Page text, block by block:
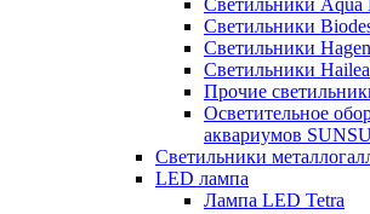
Светильники Aqua
Светильники
Светильники Hagen
Светильники Hailea
Прочие
Осветительное
аквариумов
Светильники
LED лампа
Лампа LED Tetra